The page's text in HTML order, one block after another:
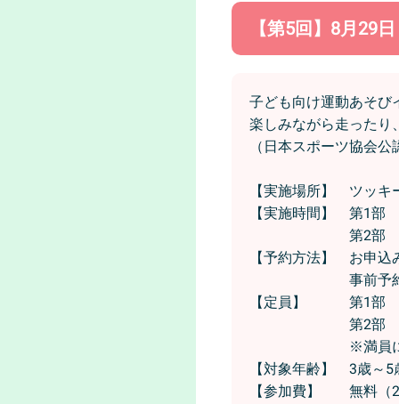
【第5回】8月29
子ども向け運動あそび
楽しみながら走ったり
（日本スポーツ協会
【実施場所】 ツッキ
【実施時間】 第1部
第2部 11時00
【予約方法】 お申
事前予約
【定員】 第1部
第2部 25
※満員になり次
【対象年齢】 3歳～5
【参加費】 無料（